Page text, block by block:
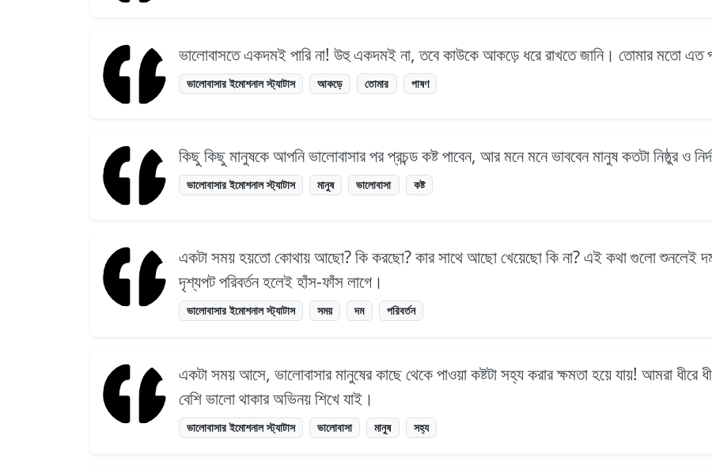
ভালোবাসতে একদমই পারি না! উহু একদমই না, তবে কাউকে আকড়ে ধরে রাখতে জানি। তোমার মতো এত
ভালোবাসার ইমোশনাল স্ট্যাটাস আকড়ে তোমার পাষণ
কিছু কিছু মানুষকে আপনি ভালোবাসার পর প্রচন্ড কষ্ট পাবেন, আর মনে মনে ভাববেন মানুষ কতটা নিষ্ঠুর ও
ভালোবাসার ইমোশনাল স্ট্যাটাস মানুষ ভালোবাসা কষ্ট
একটা সময় হয়তো কোথায় আছো? কি করছো? কার সাথে আছো খেয়েছো কি না? এই কথা গুলো শুনলেই
দৃশ্যপট পরিবর্তন হলেই হাঁস-ফাঁস লাগে।
ভালোবাসার ইমোশনাল স্ট্যাটাস সময় দম পরিবর্তন
একটা সময় আসে, ভালোবাসার মানুষের কাছে থেকে পাওয়া কষ্টটা সহ্য করার ক্ষমতা হয়ে যায়! আমরা ধীরে
বেশি ভালো থাকার অভিনয় শিখে যাই।
ভালোবাসার ইমোশনাল স্ট্যাটাস ভালোবাসা মানুষ সহ্য